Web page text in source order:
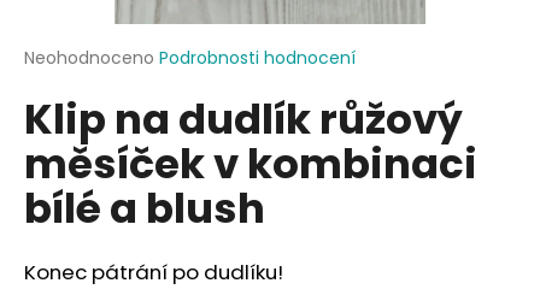
Průměrné
produktu
je
5
hvězdiček.
Neohodnoceno Podrobnosti hodnocení
Klip na dudlík růžový
měsíček v kombinaci
bílé a blush
Konec pátrání po dudlíku!
j
t
?
HLEDAT